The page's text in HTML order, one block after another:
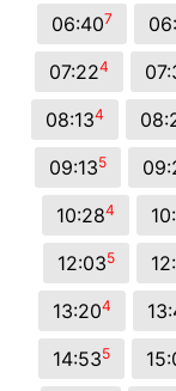
06:407
07:224
08:134
09:135
10:284
12:035
13:204
14:535